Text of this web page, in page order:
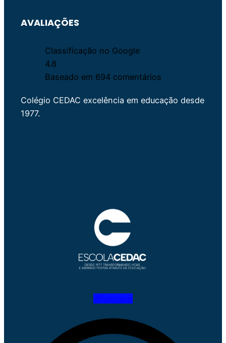
AVALIAÇÕES
Classificação no Google
4.8
Baseado em 694 comentários
Colégio CEDAC excelência em educação desde
1977.